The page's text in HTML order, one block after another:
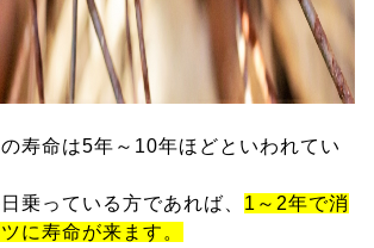
寿命は5年～10年ほどといわれてい
乗っている方であれば、 1～2年で消
に寿命が来ます。